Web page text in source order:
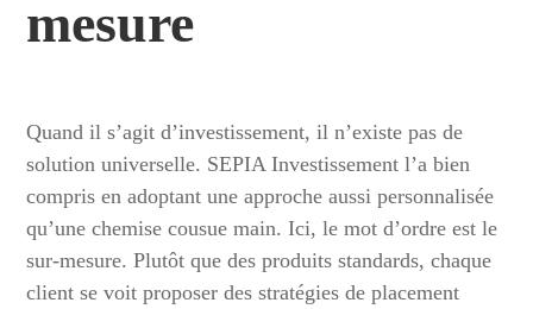
mesure
Quand il s’agit d’investissement, il n’existe pas de
solution universelle. SEPIA Investissement l’a bien
compris en adoptant une approche aussi personnalisée
qu’une chemise cousue main. Ici, le mot d’ordre est le
sur-mesure. Plutôt que des produits standards, chaque
client se voit proposer des stratégies de placement